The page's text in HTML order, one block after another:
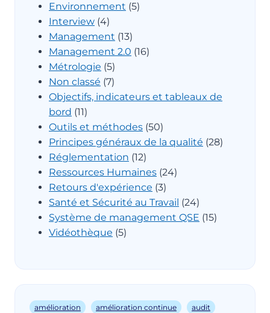
Environnement (5)
Interview (4)
Management (13)
Management 2.0 (16)
Métrologie (5)
Non classé (7)
Objectifs, indicateurs et tableaux de
bord (11)
Outils et méthodes (50)
Principes généraux de la qualité (28)
Réglementation (12)
Ressources Humaines (24)
Retours d'expérience (3)
Santé et Sécurité au Travail (24)
Système de management QSE (15)
Vidéothèque (5)
amélioration amélioration continue
audit